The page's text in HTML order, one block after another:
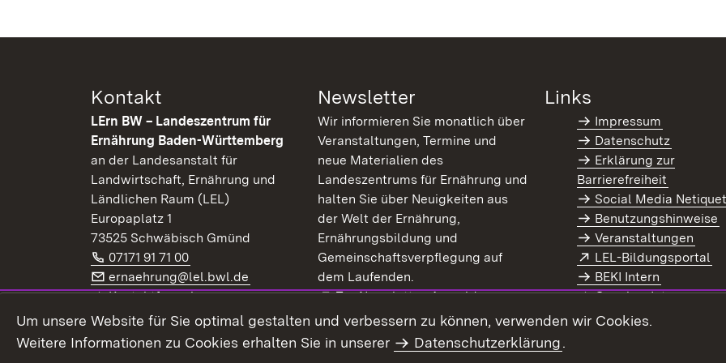
Kontakt
LErn BW – Landeszentrum für
Ernährung Baden-Württemberg
an der Landesanstalt für
Landwirtschaft, Ernährung und
Ländlichen Raum (LEL)
Europaplatz 1
73525 Schwäbisch Gmünd
Telefon:
07171 91 71 00 (Öffnet in neuem Fenster)
E-Mail:
ernaehrung@lel.bwl.de (Öffnet in neuem Fenster)
Kontaktformular
Extern:
LinkedIn (Öffnet in neuem Fenster)
Newsletter
Wir informieren Sie monatlich über
Veranstaltungen, Termine und
neue Materialien des
Landeszentrums für Ernährung und
halten Sie über Neuigkeiten aus
der Welt der Ernährung,
Ernährungsbildung und
Gemeinschaftsverpflegung auf
dem Laufenden.
Extern:
Zur Newsletter-Anmeldung(Öffnet in neuem Fenster)
Newsletter-Archiv
Links
Impressum
Datenschutz
Erklärung zur
Barrierefreiheit
Social Media
Benutzungshinweise
Veranstaltungen
Extern:
LEL-Bildungsportal
BEKI Intern
Coaches Intern
Intranet
Um unsere Website für Sie optimal gestalten und verbessern zu können, verwenden wir Cookies.
Weitere Informationen zu Cookies erhalten Sie in unserer
Datenschutzerklärung.